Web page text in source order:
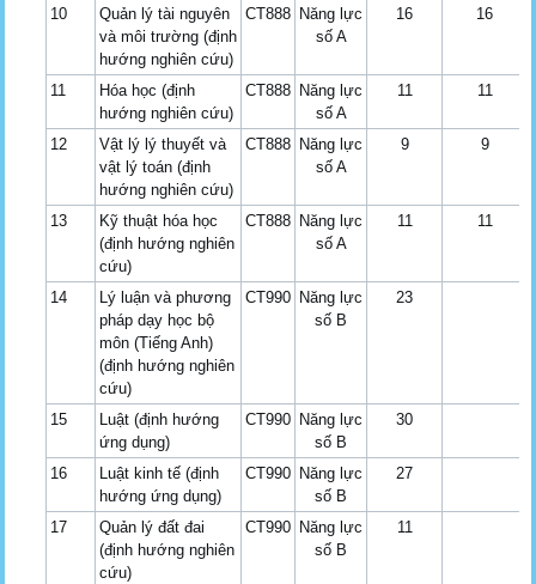
10
Quản lý tài nguyên
và môi trường (định
hướng nghiên cứu)
CT888 Năng lực
số A
16 16
11
Hóa học (định
hướng nghiên cứu)
CT888 Năng lực
số A
11 11
12
Vật lý lý thuyết và
vật lý toán (định
hướng nghiên cứu)
CT888 Năng lực
số A
9 9
13
Kỹ thuật hóa học
(định hướng nghiên
cứu)
CT888 Năng lực
số A
11 11
14
Lý luận và phương
pháp dạy học bộ
môn (Tiếng Anh)
(định hướng nghiên
cứu)
CT990 Năng lực
số B
23
15
Luật (định hướng
ứng dụng)
CT990 Năng lực
số B
30
16
Luật kinh tế (định
hướng ứng dụng)
CT990 Năng lực
số B
27
17
Quản lý đất đai
(định hướng nghiên
cứu)
CT990 Năng lực
số B
11